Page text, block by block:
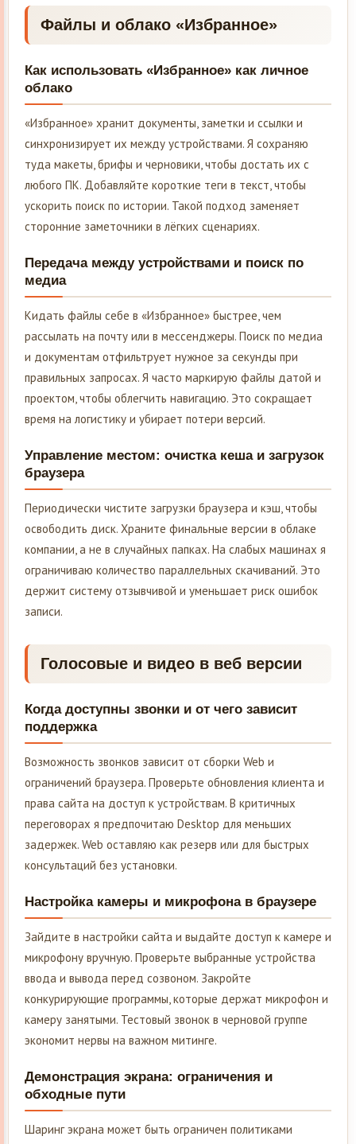
Файлы и облако «Избранное»
Как использовать «Избранное» как личное
облако
«Избранное» хранит документы, заметки и ссылки и
синхронизирует их между устройствами. Я сохраняю
туда макеты, брифы и черновики, чтобы достать их с
любого ПК. Добавляйте короткие теги в текст, чтобы
ускорить поиск по истории. Такой подход заменяет
сторонние заметочники в лёгких сценариях.
Передача между устройствами и поиск по
медиа
Кидать файлы себе в «Избранное» быстрее, чем
рассылать на почту или в мессенджеры. Поиск по медиа
и документам отфильтрует нужное за секунды при
правильных запросах. Я часто маркирую файлы датой и
проектом, чтобы облегчить навигацию. Это сокращает
время на логистику и убирает потери версий.
Управление местом: очистка кеша и загрузок
браузера
Периодически чистите загрузки браузера и кэш, чтобы
освободить диск. Храните финальные версии в облаке
компании, а не в случайных папках. На слабых машинах я
ограничиваю количество параллельных скачиваний. Это
держит систему отзывчивой и уменьшает риск ошибок
записи.
Голосовые и видео в веб версии
Когда доступны звонки и от чего зависит
поддержка
Возможность звонков зависит от сборки Web и
ограничений браузера. Проверьте обновления клиента и
права сайта на доступ к устройствам. В критичных
переговорах я предпочитаю Desktop для меньших
задержек. Web оставляю как резерв или для быстрых
консультаций без установки.
Настройка камеры и микрофона в браузере
Зайдите в настройки сайта и выдайте доступ к камере и
микрофону вручную. Проверьте выбранные устройства
ввода и вывода перед созвоном. Закройте
конкурирующие программы, которые держат микрофон и
камеру занятыми. Тестовый звонок в черновой группе
экономит нервы на важном митинге.
Демонстрация экрана: ограничения и
обходные пути
Шаринг экрана может быть ограничен политиками